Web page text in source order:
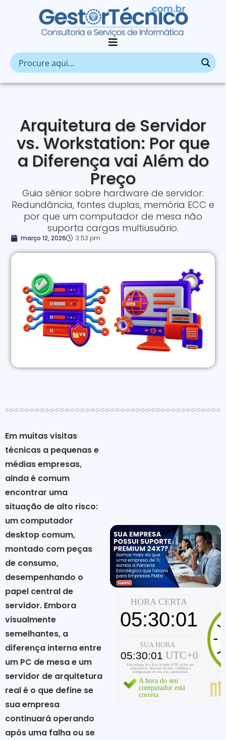
Arquitetura de Servidor
vs. Workstation: Por que
a Diferença vai Além do
Preço
Guia sênior sobre hardware de servidor:
Redundância, fontes duplas, memória ECC e
por que um computador de mesa não
suporta cargas multiusuário.
março 12, 2026 3:53 pm
Em muitas visitas
técnicas a pequenas e
médias empresas,
ainda é comum
encontrar uma
situação de alto risco:
um computador
desktop comum,
montado com peças
de consumo,
desempenhando o
papel central de
servidor. Embora
visualmente
semelhantes, a
diferença interna entre
um PC de mesa e um
servidor de arquitetura
real é o que define se
sua empresa
continuará operando
após uma falha ou se